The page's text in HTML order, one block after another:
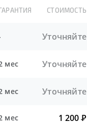
СТОИМОСТЬ
Уточняйте
мес Уточняйте
мес Уточняйте
мес 1 200Р